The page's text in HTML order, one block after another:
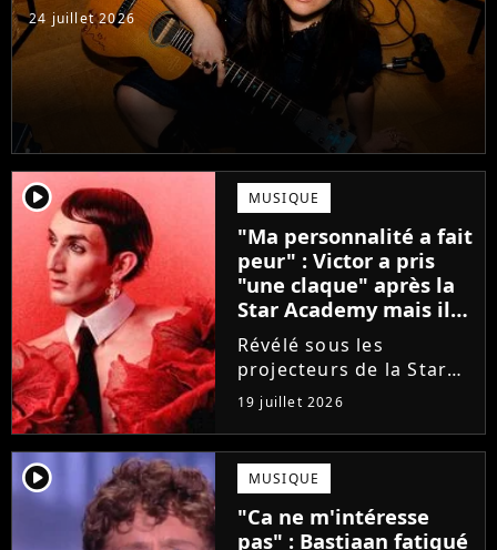
24 juillet 2026
player2 MUSIQUE
"Ma personnalité a fait
peur" : Victor a pris
"une claque" après la
Star Academy mais il
en est ressorti plus
fort (interview)
Révélé sous les
projecteurs de la Star
Academy, Victor a fait
face à la réalité brutale
de l'industrie musicale
après sa sortie de
l'émission. Face à des
maisons de disques
frileuses,...
19 juillet 2026
player2 MUSIQUE
"Ca ne m'intéresse
pas" : Bastiaan fatigué